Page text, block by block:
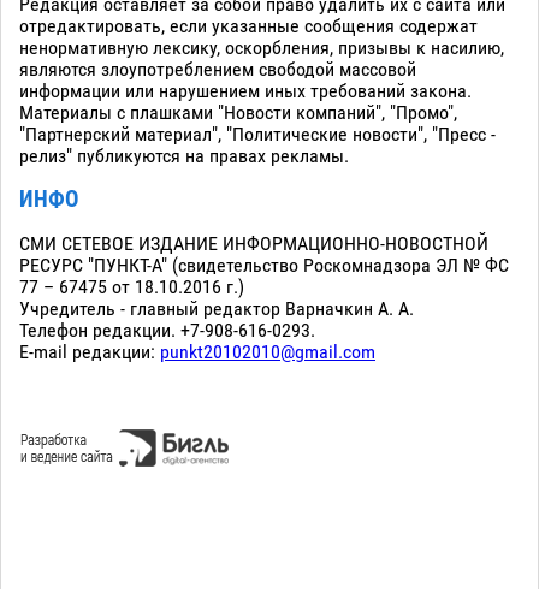
Редакция оставляет за собой право удалить их с сайта или
отредактировать, если указанные сообщения содержат
ненормативную лексику, оскорбления, призывы к насилию,
являются злоупотреблением свободой массовой
информации или нарушением иных требований закона.
Материалы с плашками "Новости компаний", "Промо",
"Партнерский материал", "Политические новости", "Пресс -
релиз" публикуются на правах рекламы.
ИНФО
СМИ СЕТЕВОЕ ИЗДАНИЕ ИНФОРМАЦИОННО-НОВОСТНОЙ
РЕСУРС "ПУНКТ-А" (свидетельство Роскомнадзора ЭЛ № ФС
77 – 67475 от 18.10.2016 г.)
Учредитель - главный редактор Варначкин А. А.
Телефон редакции. +7-908-616-0293.
E-mail редакции: punkt20102010@gmail.com